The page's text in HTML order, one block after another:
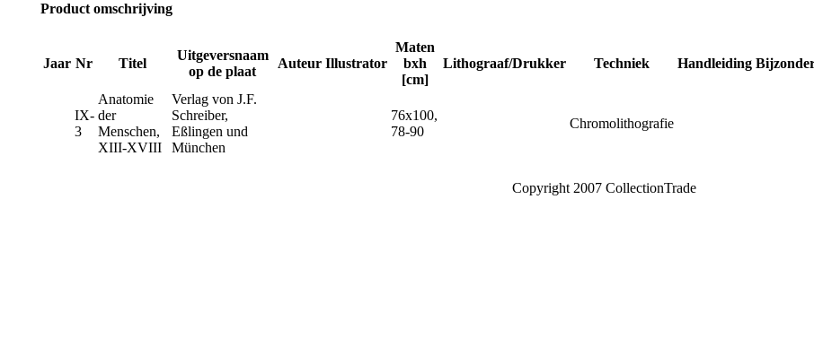
Product omschrijving
Jaar Nr Titel
Uitgeversnaam
op de plaat
Auteur Illustrator
Maten
bxh
[cm]
Lithograaf/Drukker Techniek Handleiding
IX-
3
Anatomie
der
Menschen,
XIII-XVIII
Verlag von J.F.
Schreiber,
Eßlingen und
München
76x100,
78-90
Chromolithografie
Copyright 2007 CollectionTrade